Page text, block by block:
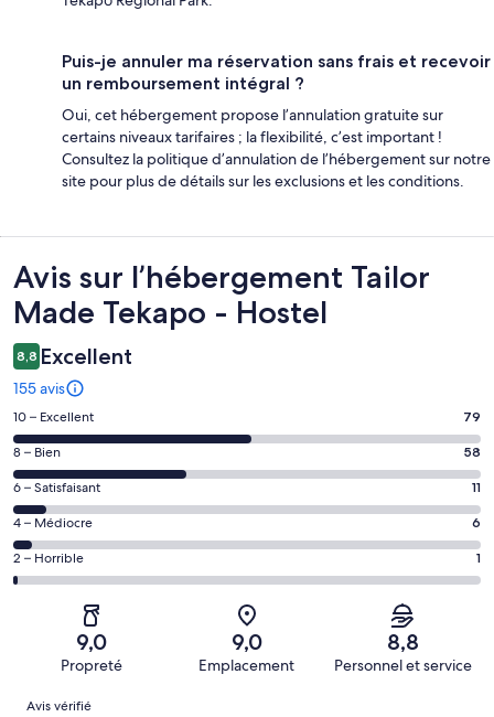
Puis-je annuler ma réservation sans frais et recevoir
un remboursement intégral ?
Oui, cet hébergement propose l’annulation gratuite sur
certains niveaux tarifaires ; la flexibilité, c’est important !
Consultez la politique d’annulation de l’hébergement sur notre
site pour plus de détails sur les exclusions et les conditions.
Avis
Avis sur l’hébergement Tailor
Made Tekapo - Hostel
8,8 Excellent
155 avis
Note
des
voyageurs
de 10
(Excellent),
d’après 79 avis
sur 155.
10 – Excellent 79
Note
des
voyageurs
de 8
(Bien),
d’après 58 avis
8 – Bien 58
Note
des
voyageurs
de 6
(Satisfaisant),
d’après 11 avis
6 – Satisfaisant 11
Note
des
voyageurs
(Médiocre),
d’après 6 avis
sur 155.
4 – Médiocre 6
Note
des
voyageurs
(Horrible),
d’après 1 avis
sur 155.
2 – Horrible 1
9,0
Propreté
9,0
Emplacement
8,8
Personnel et service
Avis
Avis vérifié